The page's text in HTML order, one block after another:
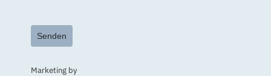
Senden
Marketing by